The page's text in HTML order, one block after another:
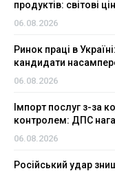
продуктів: світові
06.08.2026
Ринок праці в
кандидати
06.08.2026
Імпорт послуг з-за
контролем: ДПС
06.08.2026
Російський удар